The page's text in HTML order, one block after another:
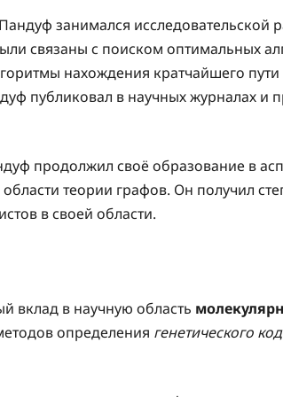
занимался исследовательской
связаны с поиском оптимальных
нахождения кратчайшего
публиковал в научных журналах и
продолжил своё образование в
теории графов. Он получил
в своей области.
вклад в научную область
определения генетического